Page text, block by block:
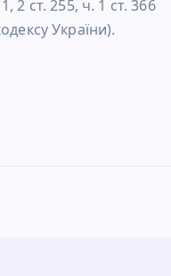
2 ст. 255, ч. 1 ст. 366
України).